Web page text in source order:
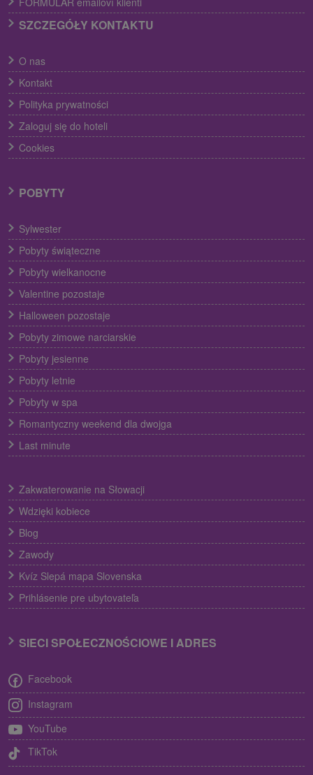
SZCZEGÓŁY KONTAKTU
O nas
Kontakt
Polityka prywatności
Zaloguj się do hoteli
Cookies
POBYTY
Sylwester
Pobyty świąteczne
Pobyty wielkanocne
Valentine pozostaje
Halloween pozostaje
Pobyty zimowe narciarskie
Pobyty jesienne
Pobyty letnie
Pobyty w spa
Romantyczny weekend dla dwojga
Last minute
Zakwaterowanie na Słowacji
Wdzięki kobiece
Blog
Zawody
Kvíz Slepá mapa Slovenska
Prihlásenie pre ubytovateľa
SIECI SPOŁECZNOŚCIOWE I ADRES
Facebook
Instagram
YouTube
TikTok